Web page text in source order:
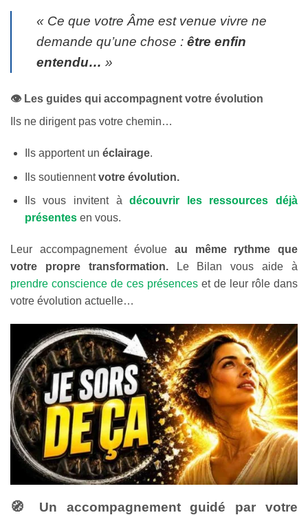
« Ce que votre Âme est venue vivre ne
demande qu’une chose : être enfin
entendu… »
👁️ Les guides qui accompagnent votre évolution
Ils ne dirigent pas votre chemin…
Ils apportent un éclairage.
Ils soutiennentvotre évolution.
Ils vous invitent àdécouvrir les ressources déjà
présentes en vous.
Leur accompagnement évolue au même rythme que
votre propre transformation.Le Bilan vous aide à
prendre conscience de ces présences et de leur rôle dans
votre évolution actuelle…
🧭 Un accompagnement guidé par votre